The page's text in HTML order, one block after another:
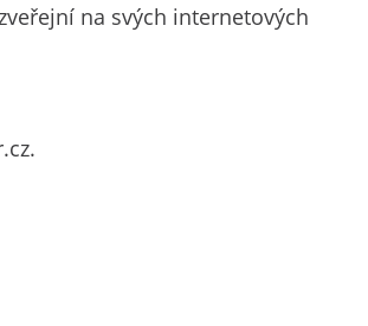
na svých internetových